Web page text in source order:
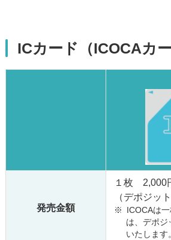
ICカード（ICOCAカー
発売金額
１枚 2,000
（デポジッ
※
ICOCAは
は、デポジ
いたします